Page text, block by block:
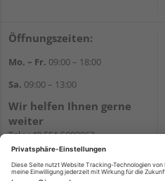
Öffnungszeiten:
Mo. – Fr. 09:00 – 18:00
Sa. 09:00 – 13:00
Wir helfen Ihnen gerne
weiter
Tel.:+49 551 5009963
E-Mail:shop@holzland-
hasselbach.de